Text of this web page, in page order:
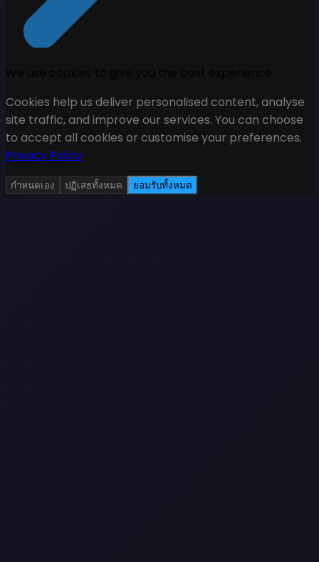
Cookies help us deliver personalised content, analyse
site traffic, and improve our services. You can choose
to accept all cookies or customise your preferences.
Privacy Policy
กำหนดเอง ปฏิเสธทั้งหมด ยอมรับทั้งหมด